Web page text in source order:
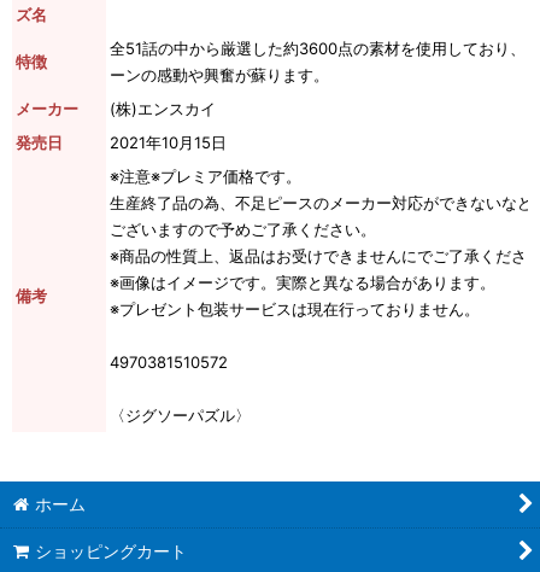
ズ名
特徴
全51話の中から厳選した約3600点の素材を使用しており、
ーンの感動や興奮が蘇ります。
メーカー
(株)エンスカイ
発売日
2021年10月15日
備考
※注意※プレミア価格です。
生産終了品の為、不足ピースのメーカー対応ができないな
ございますので予めご了承ください。
※商品の性質上、返品はお受けできませんにでご了承くださ
※画像はイメージです。実際と異なる場合があります。
※プレゼント包装サービスは現在行っておりません。
4970381510572
〈ジグソーパズル〉
ホーム
ショッピングカート